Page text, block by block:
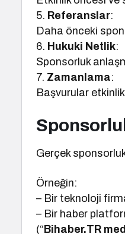
5. Referanslar:
Daha önceki
6. Hukuki Netlik:
Sponsorluk
7. Zamanlama:
Başvurular
Gerçek
Örneğin:
– Bir teknoloji
– Bir haber
(“ Bihaber.TR